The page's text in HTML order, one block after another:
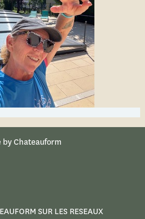
by Chateauform
SUR LES RESEAUX